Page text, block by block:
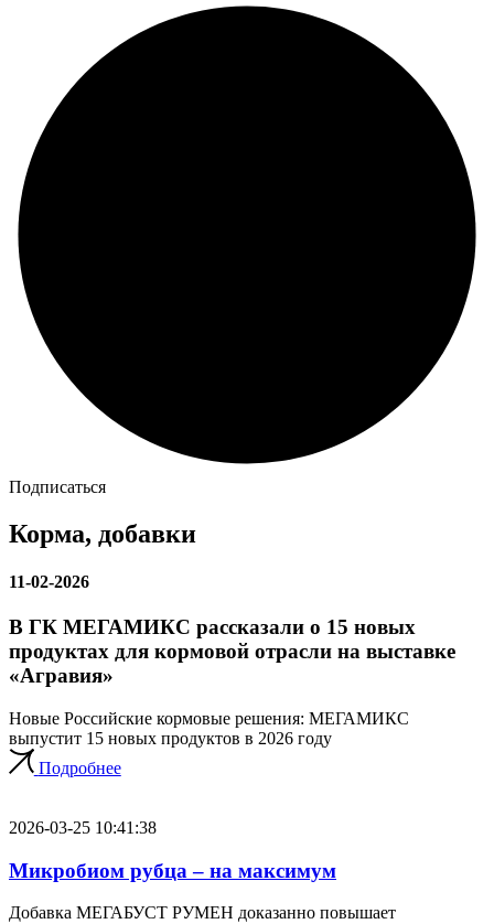
Подписаться
Корма, добавки
11-02-2026
В ГК МЕГАМИКС рассказали о 15 новых
продуктах для кормовой отрасли на выставке
«Агравия»
Новые Российские кормовые решения: МЕГАМИКС
выпустит 15 новых продуктов в 2026 году
Подробнее
2026-03-25 10:41:38
Микробиом рубца – на максимум
Добавка МЕГАБУСТ РУМЕН доказанно повышает